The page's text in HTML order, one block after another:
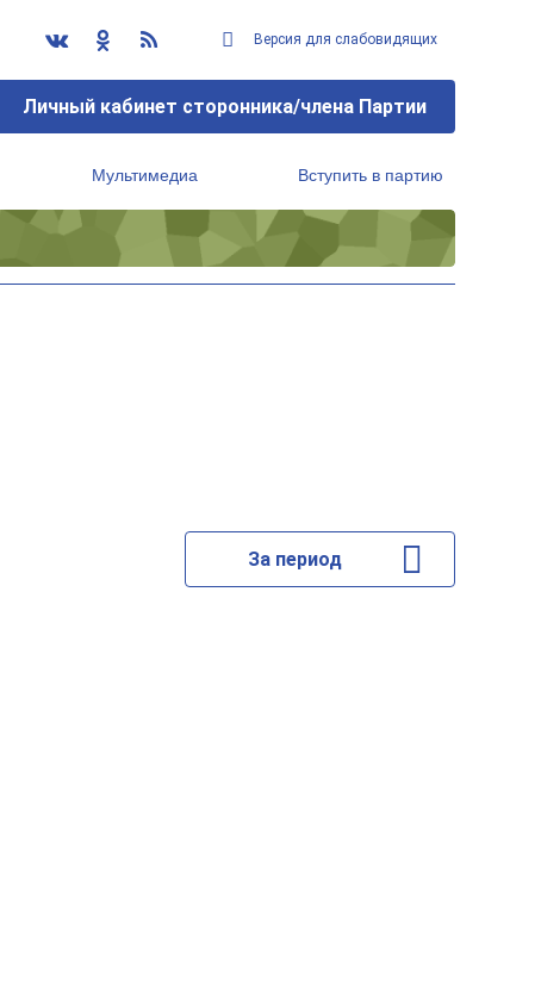
Версия для слабовидящих
Личный кабинет сторонника/члена Партии
Мультимедиа Вступить в партию
За период